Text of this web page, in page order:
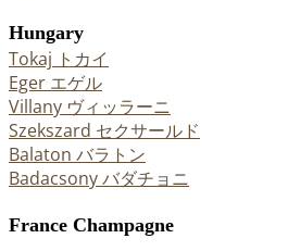
Hungary
Tokaj トカイ
Eger エゲル
Villany ヴィッラーニ
Szekszard セクサールド
Balaton バラトン
Badacsony バダチョニ
France Champagne